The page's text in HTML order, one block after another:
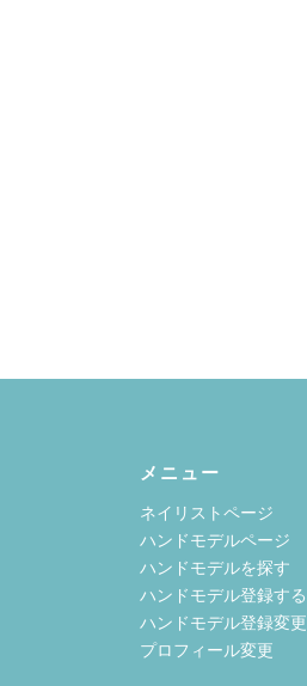
メニュー
ネイリストページ
ハンドモデルページ
ハンドモデルを探す
ハンドモデル登録する
ハンドモデル登録変更
プロフィール変更